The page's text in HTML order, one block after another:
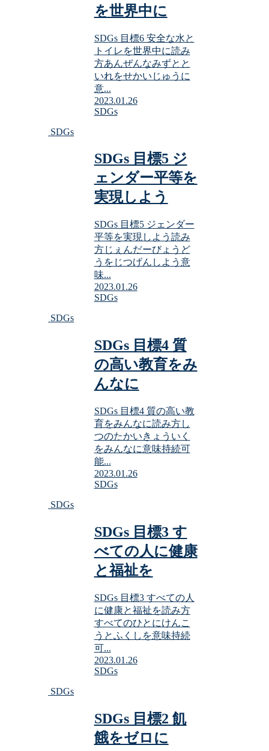
を世界中に
SDGs 目標6 安全な水と
トイレを世界中に読み
方あんぜんなみずとと
いれをせかいじゅうに
意...
2023.01.26
SDGs
SDGs
SDGs 目標5 ジ
ェンダー平等を
実現しよう
SDGs 目標5 ジェンダー
平等を実現しよう読み
方じぇんだーびょうど
うをじつげんしよう意
味...
2023.01.26
SDGs
SDGs
SDGs 目標4 質
の高い教育をみ
んなに
SDGs 目標4 質の高い教
育をみんなに読み方し
つのたかいきょういく
をみんなに意味持続可
能...
2023.01.26
SDGs
SDGs
SDGs 目標3 す
べての人に健康
と福祉を
SDGs 目標3 すべての人
に健康と福祉を読み方
すべてのひとにけんこ
うとふくしを意味持続
可...
2023.01.26
SDGs
SDGs
SDGs 目標2 飢
餓をゼロに